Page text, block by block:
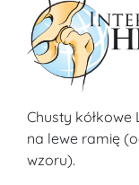
Chusty
na lewe ramię
wzoru).